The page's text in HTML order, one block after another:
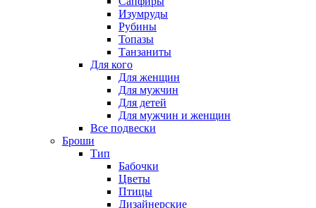
Изумруды
Рубины
Топазы
Танзаниты
Для кого
Для женщин
Для мужчин
Для детей
Для мужчин и женщин
Все подвески
Броши
Тип
Бабочки
Цветы
Птицы
Дизайнерские